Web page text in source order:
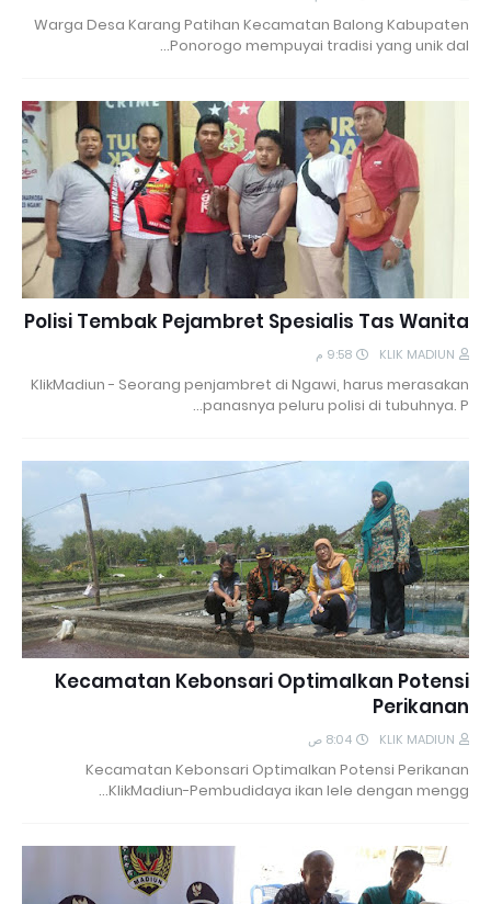
Warga Desa Karang Patihan Kecamatan Balong Kabupaten
Ponorogo mempuyai tradisi yang unik dal…
Polisi Tembak Pejambret Spesialis Tas Wanita
KLIK MADIUN 9:58 م
KlikMadiun - Seorang penjambret di Ngawi, harus merasakan
panasnya peluru polisi di tubuhnya. P…
Kecamatan Kebonsari Optimalkan Potensi
Perikanan
KLIK MADIUN 8:04 ص
Kecamatan Kebonsari Optimalkan Potensi Perikanan
KlikMadiun-Pembudidaya ikan lele dengan mengg…